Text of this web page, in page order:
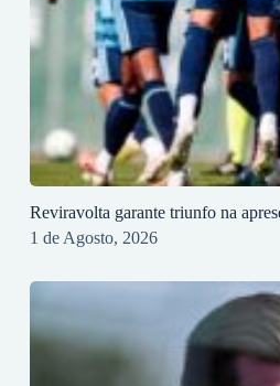
Reviravolta garante triunfo na
1 de Agosto, 2026